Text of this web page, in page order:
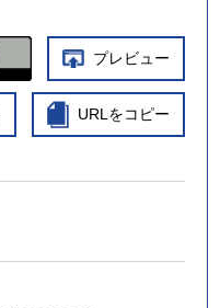
プレビュー
URLをコピー